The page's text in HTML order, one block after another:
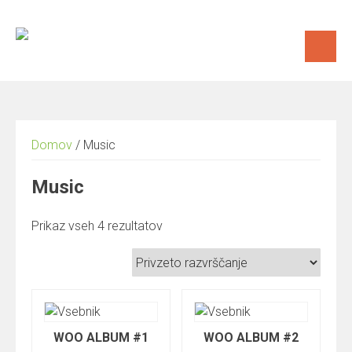
Domov / Music
Music
Prikaz vseh 4 rezultatov
WOO ALBUM #1 WOO ALBUM #2